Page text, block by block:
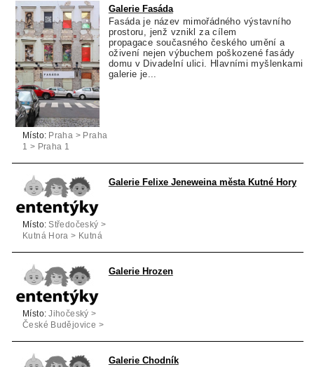
Galerie Fasáda
Fasáda je název mimořádného výstavního
prostoru, jenž vznikl za cílem
propagace současného českého umění a
oživení nejen výbuchem poškozené fasády
domu v Divadelní ulici. Hlavními myšlenkami
galerie je...
Místo: Praha > Praha
1 > Praha 1
Galerie Felixe Jeneweina města Kutné Hory
Místo: Středočeský >
Kutná Hora > Kutná
Galerie Hrozen
Místo: Jihočeský >
České Budějovice >
Galerie Chodník